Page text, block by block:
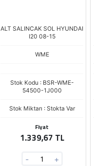
ALT SALINCAK SOL HYUNDAI
I20 08-15
WME
Stok Kodu : BSR-WME-
54500-1J000
Stok Miktarı : Stokta Var
Fiyat
1.339,67 TL
- +